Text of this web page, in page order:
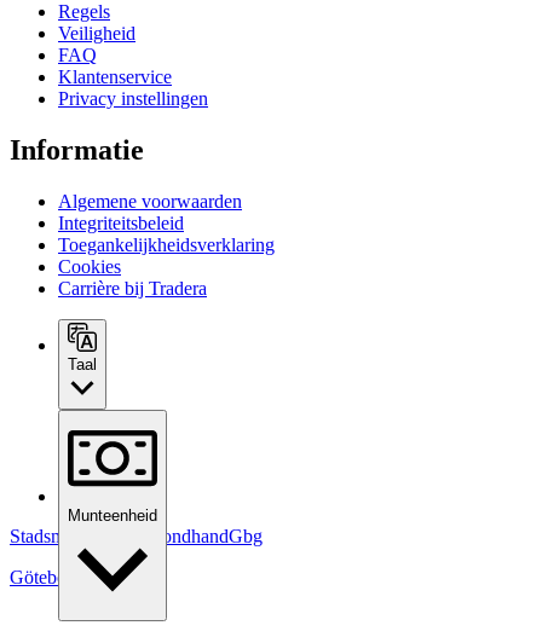
StadsmissionensSecondhandGbg
Göteborg
,Zweden
Regels
Veiligheid
FAQ
Klantenservice
Privacy instellingen
Informatie
Algemene voorwaarden
Integriteitsbeleid
Toegankelijkheidsverklaring
Cookies
Carrière bij Tradera
Taal
Munteenheid